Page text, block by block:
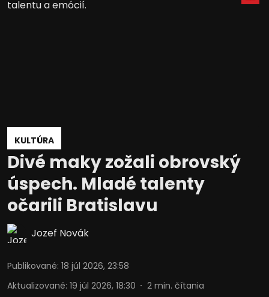
KULTÚRA
Divé maky zožali obrovský
úspech. Mladé talenty
očarili Bratislavu
Jozef Novák
Publikované: 18 júl 2026, 23:58
Aktualizované: 19 júl 2026, 18:30 2 min. čítania